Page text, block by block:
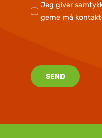
Jeg giver
gerne må
SEND